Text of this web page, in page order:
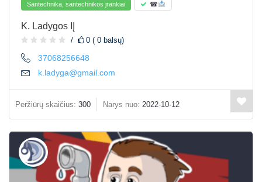
Santechnika, santechnikos įrankiai ☎
K. Ladygos IĮ
0 ( 0 balsų)
37068256648
k.ladyga@gmail.com
Peržiūrų skaičius: 300 Narys nuo: 2022-10-12